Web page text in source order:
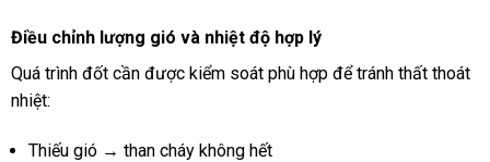
Điều chỉnh lượng gió và nhiệt độ hợp lý
Quá trình đốt cần được kiểm soát phù hợp để tránh thất thoát
nhiệt:
Thiếu gió → than cháy không hết